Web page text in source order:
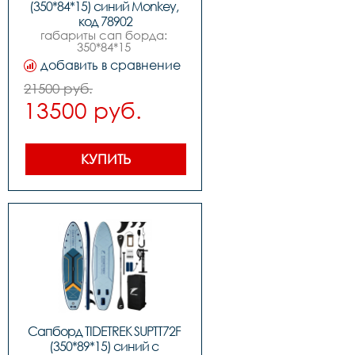
(350*84*15) синий Monkey,
код 78902
габариты сап борда:
350*84*15
см,максимальное
давление 15psi 1
бар,максимальная
нагрузка 190
кг,комплектация:,sup
доска,ручной насос
давления,алюминиевое
весло,съемный
центральный плавник,3
плавника,спиральный
страховочный лиш,рюкзак-
сумка для
камеру go pro.,сап
идеален для девушек и
мужчин
добавить в сравнение
21500 руб.
13500 руб.
КУПИТЬ
Сапборд TIDETREK SUPTT72F
(350*89*15) синий с